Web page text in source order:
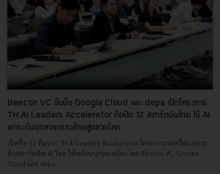
Beacon VC จับมือ Google Cloud และ depa เปิดโครงการ
TH.AI Leaders Accelerator ติดปีก 12 สตาร์ทอัพไทย ใช้ AI
ยกระดับอุตสาหกรรมไทยสู่ตลาดโลก
เปิดชื่อ 12 ทีมจาก TH.AI Leaders Accelerator โครงการเร่งเครื่อง-ยกระ
ดับสตาร์ทอัพ AI ไทย ให้พร้อมบุกตลาดโลก โดย Beacon VC, Google
Cloud และ depa...